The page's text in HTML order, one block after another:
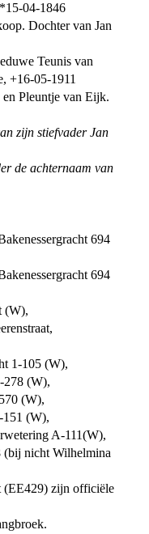
04-1846
Dochter van Jan
Teunis van
+16-05-1911
Pleuntje van Eijk.
zijn stiefvader Jan
de achternaam van
694
694
(W),
1-105 (W),
278 (W),
(W),
151 (W),
A-111(W),
(bij nicht Wilhelmina
(EE429) zijn officiële